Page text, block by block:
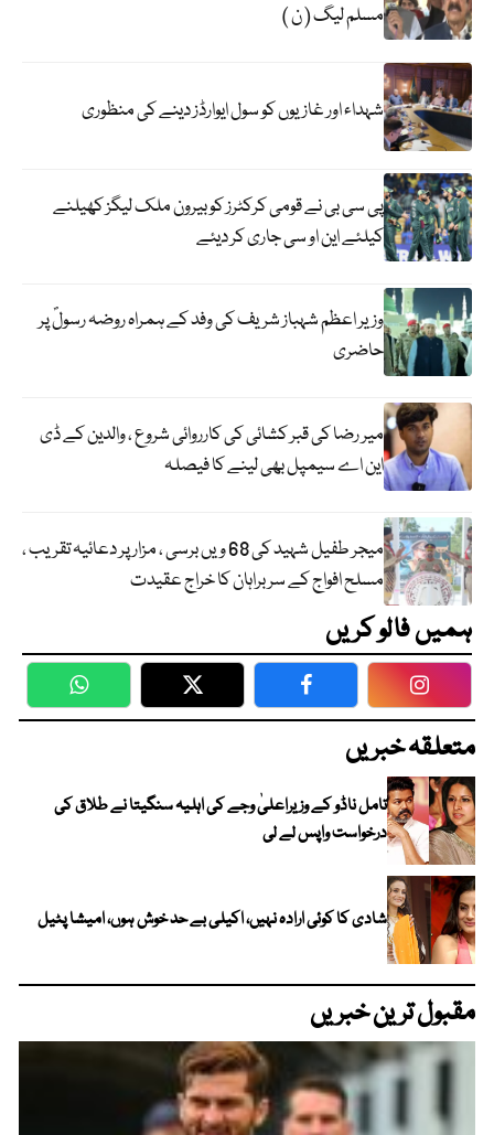
مسلم لیگ ( ن )
شہداء اور غازیوں کو سول ایوارڈز دینے کی منظوری
پی سی بی نے قومی کرکٹرز کو بیرون ملک لیگز کھیلنے
کیلئے این او سی جاری کر دیئے
وزیر اعظم شہباز شریف کی وفد کے ہمراہ روضہ رسولؐ پر
حاضری
میر رضا کی قبر کشائی کی کارروائی شروع ، والدین کے ڈی
این اے سیمپل بھی لینے کا فیصلہ
میجر طفیل شہید کی 68 ویں برسی ، مزار پر دعائیہ تقریب ،
مسلح افواج کے سربراہان کا خراج عقیدت
ہمیں فالو کریں
WhatsApp Twitter Facebook
متعلقہ خبریں
تامل ناڈو کے وزیراعلیٰ وجے کی اہلیہ سنگیتا نے طلاق کی
درخواست واپس لے لی
شادی کا کوئی ارادہ نہیں، اکیلی بے حد خوش ہوں، امیشا پٹیل
مقبول ترین خبریں